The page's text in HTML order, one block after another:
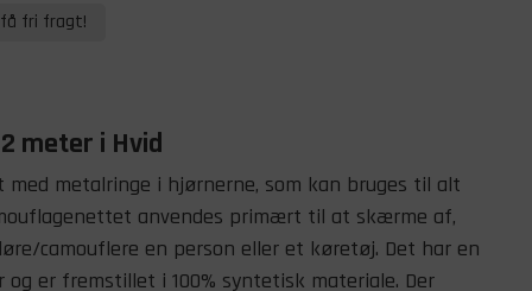
fri fragt!
meter i Hvid
metalringe i hjørnerne, som kan bruges til alt
anvendes primært til at skærme af,
camouflere en person eller et køretøj. Det har en
og er fremstillet i 100% syntetisk materiale. Der